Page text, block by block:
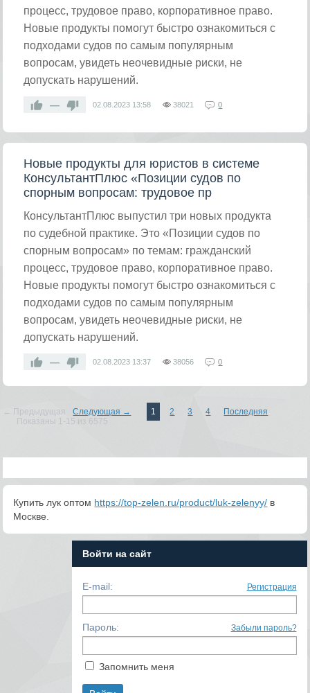
процесс, трудовое право, корпоративное право.
Новые продукты помогут быстро ознакомиться с
подходами судов по самым популярным
вопросам, увидеть неочевидные риски, не
допускать нарушений.
— 02.08.2023 13:58 38021 0
Новые продукты для юристов в системе
КонсультантПлюс «Позиции судов по
спорным вопросам: трудовое пр
КонсультантПлюс выпустил три новых продукта
по судебной практике. Это «Позиции судов по
спорным вопросам» по темам: гражданский
процесс, трудовое право, корпоративное право.
Новые продукты помогут быстро ознакомиться с
подходами судов по самым популярным
вопросам, увидеть неочевидные риски, не
допускать нарушений.
— 02.08.2023 13:37 38056 0
← Предыдущая Следующая → 1 2 3 4
Последняя
Показаны 1-15 из 6575
Купить лук оптом https://top-zelen.ru/product/luk-zelenyy/ в
Москве.
Войти на сайт
E-mail: Регистрация
Пароль: Забыли пароль?
Запомнить меня